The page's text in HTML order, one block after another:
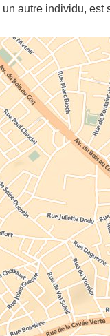
un autre individu,